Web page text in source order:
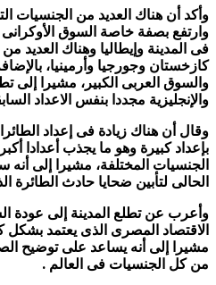
وأكد أن هناك العديد من الجنسيات
وارتفع بصفة خاصة السوق الأوكرانى
فى المدينة وإيطاليا وهناك العديد
كازخستان وجورجيا وأرمينيا،
والسوق العربى الكبير، مشيرا إلى
والإنجليزية مجددا بنفس الاعداد
وقال أن هناك زيادة فى إعداد
بإعداد كبيرة وهو ما يجذب أعدادا
الحالى لتأبين ضحايا حادث الطائرة
وأعرب عن تطلع المدينة إلى عودة
الاقتصاد المصرى الذى يعتمد بشكل
مشيرا إلى أنه يساعد على توضيح
من كل الجنسيات فى العالم .